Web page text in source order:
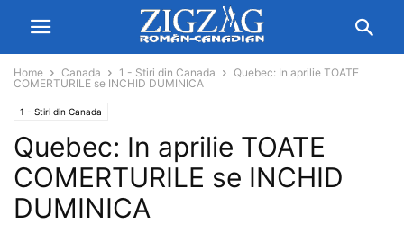
Home Canada 1 - Stiri din Canada
Quebec: In aprilie TOATE
COMERTURILE se INCHID DUMINICA
1 - Stiri din Canada
Quebec: In aprilie TOATE
COMERTURILE se INCHID
DUMINICA